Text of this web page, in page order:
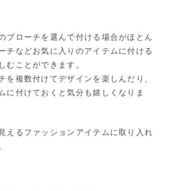
ブローチを選んで付ける場合がほとん
チなどお気に入りのアイテムに付ける
むことができます。
を複数付けてデザインを楽しんだり、
に付けておくと気分も嬉しくなりま
えるファッションアイテムに取り入れ